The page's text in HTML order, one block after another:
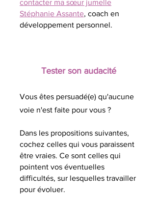
contacter ma sœur jumelle
Stéphanie Assante, coach en
développement personnel.
Tester son audacité
Vous êtes persuadé(e) qu'aucune
voie n'est faite pour vous ?
Dans les propositions suivantes,
cochez celles qui vous paraissent
être vraies. Ce sont celles qui
pointent vos éventuelles
difficultés, sur lesquelles travailler
pour évoluer.